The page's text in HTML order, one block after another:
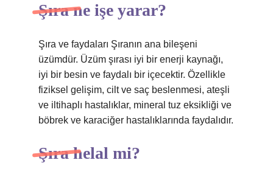
Şıra ne işe yarar?
Şıra ve faydaları Şıranın ana bileşeni
üzümdür. Üzüm şırası iyi bir enerji kaynağı,
iyi bir besin ve faydalı bir içecektir. Özellikle
fiziksel gelişim, cilt ve saç beslenmesi, ateşli
ve iltihaplı hastalıklar, mineral tuz eksikliği ve
böbrek ve karaciğer hastalıklarında faydalıdır.
Şıra helal mi?